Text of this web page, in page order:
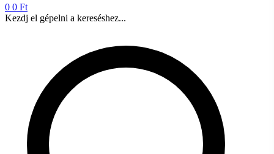
0 0 Ft
Kezdj el gépelni a kereséshez...